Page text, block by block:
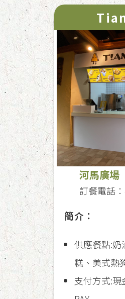
河馬廣場
訂餐電話
簡介：
供應餐點:奶
糕、美式熱
支付方式: